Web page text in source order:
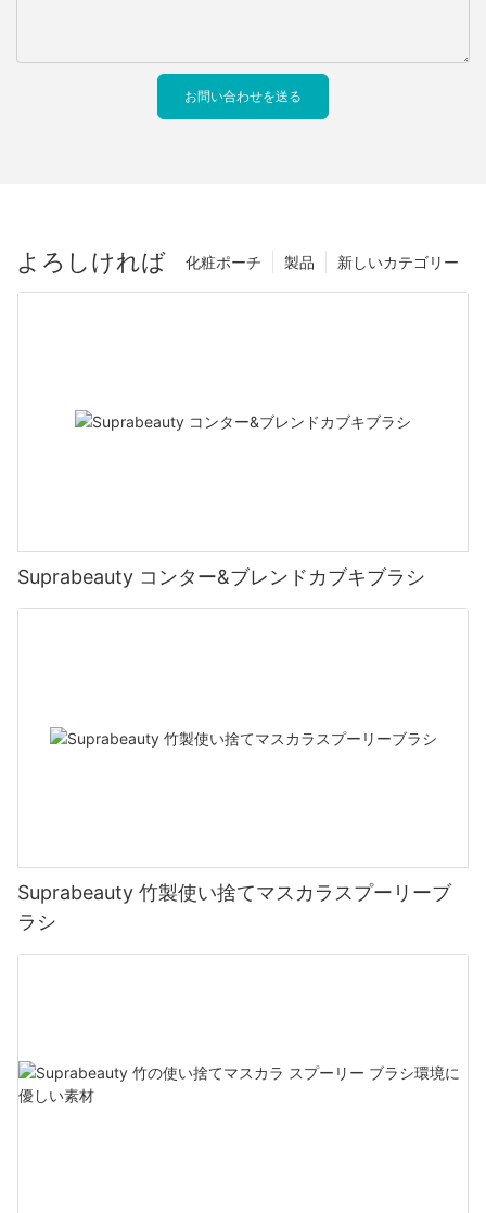
お問い合わせを送る
よろしければ 新しいカテゴリー
製品
化粧ポーチ
Suprabeauty コンター&ブレンドカブキブラシ
Suprabeauty 竹製使い捨てマスカラスプーリーブ
ラシ